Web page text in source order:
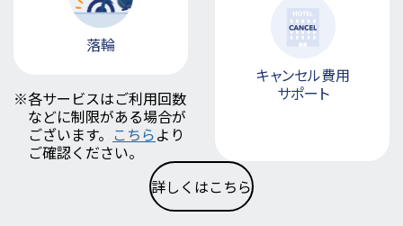
落輪
※各サービスはご利用回数
などに制限がある場合が
ございます。 こちらより
ご確認ください。
キャンセル費用
サポート
詳しくはこちら